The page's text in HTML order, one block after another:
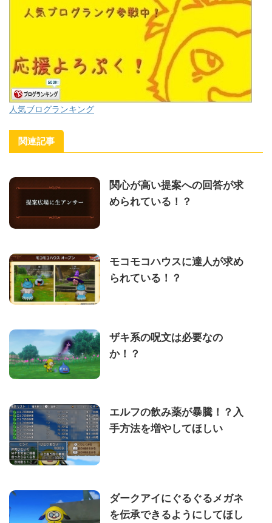
人気ブログランキング
関連記事
関心が高い提案への回答が求
められている！？
モコモコハウスに達人が求め
られている！？
ザキ系の呪文は必要なの
か！？
エルフの飲み薬が暴騰！？入
手方法を増やしてほしい
ダークアイにぐるぐるメガネ
を伝承できるようにしてほし